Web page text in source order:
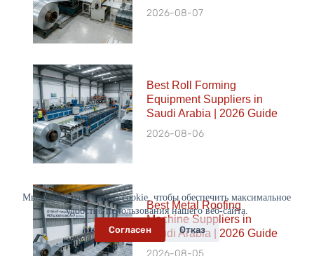
Мы используем файлы cookie, чтобы обеспечить максимальное
удобство использования нашего веб-сайта.
Согласен
Отказ
2026-08-07
Best Roll Forming
Equipment Suppliers in
Saudi Arabia | 2026 Guide
2026-08-06
Best Metal Roofing
Machine Suppliers in
Saudi Arabia | 2026 Guide